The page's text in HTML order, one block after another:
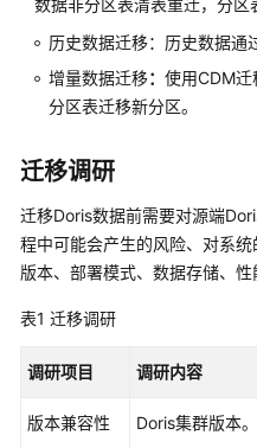
指
南
（LTS
组
件
操
作
南
通
历史数据迁移：历史数据通
增量数据迁移： 使用CDM迁
分区表迁移新分区。
迁移调研
迁移Doris数据前需要对源端
程中可能会产生的风险、对系
版本、部署模式、数据存储、
表1 迁移调研
调研项目 调研内容
版本兼容性 Doris集群版本。